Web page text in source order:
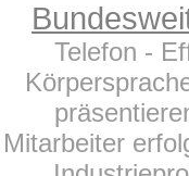
Telefon -
Mitarbeiter